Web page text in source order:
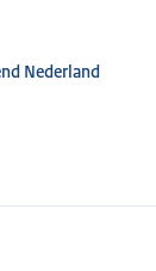
Nederland